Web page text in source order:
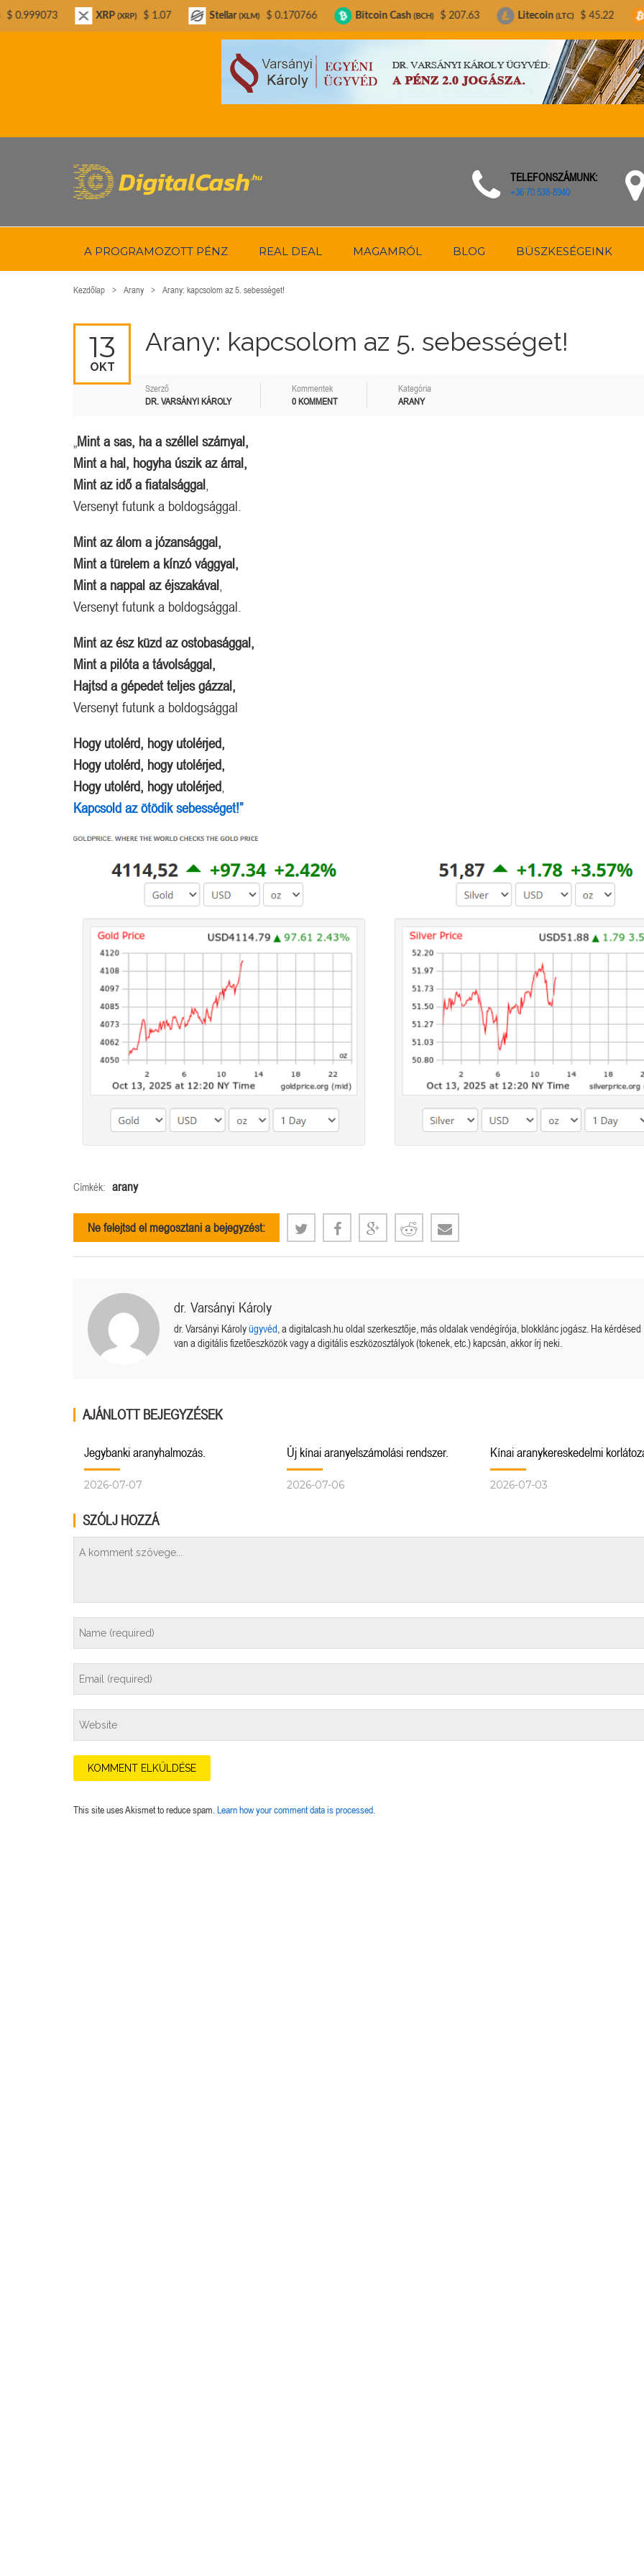
TELEFONSZÁMUNK:
+36 70 538-8940
A PROGRAMOZOTT PÉNZ REAL DEAL MAGAMRÓL BLOG BÜSZKESÉGEINK
Kezdőlap Arany Arany: kapcsolom az 5. sebességet!
13
OKT
Arany: kapcsolom az 5. sebességet!
Szerző
DR. VARSÁNYI KÁROLY
Kommentek
0 KOMMENT
Kategória
ARANY
Mint a sas, ha a széllel szárnyal,
Mint a hal, hogyha úszik az árral,
Mint az idő a fiatalsággal
Versenyt futunk a boldogsággal.
Mint az álom a józansággal,
Mint a türelem a kínzó vággyal,
Mint a nappal az éjszakával
Versenyt futunk a boldogsággal.
Mint az ész küzd az ostobasággal,
Mint a pilóta a távolsággal,
Hajtsd a gépedet teljes gázzal,
Versenyt futunk a boldogsággal
Hogy utolérd, hogy utolérjed,
Hogy utolérd, hogy utolérjed,
Hogy utolérd, hogy utolérjed
Kapcsold az ötödik sebességet!”
Címkék: arany
Ne felejtsd el megosztani a bejegyzést:
dr. Varsányi Károly
dr. Varsányi Károlyügyvéd , a digitalcash.hu oldal szerkesztője, más oldalak vendégírója, blokklánc jogász. Ha kérdésed
van a digitális fizetőeszközök vagy a digitális eszközosztályok (tokenek, etc.) kapcsán, akkor írj neki.
AJÁNLOTT BEJEGYZÉSEK
Jegybanki aranyhalmozás.
2026-07-07
Új kínai aranyelszámolási rendszer.
2026-07-06
Kínai aranykereskedelmi
2026-07-03
SZÓLJ HOZZÁ
This site uses Akismet to reduce spam. Learn how your comment data is processed.
XRP(XRP) $ 1.07 Stellar (XLM) $ 0.170766 Bitcoin Cash (BCH) $ 207.63 Litecoin (LTC) $ 45.22 Bitcoin (BTC)